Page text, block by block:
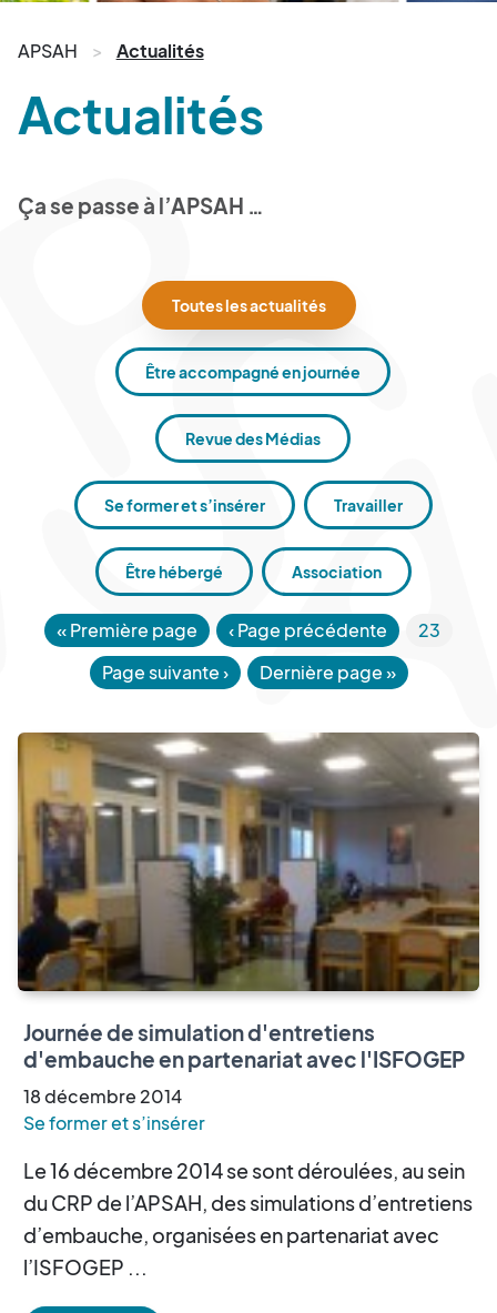
APSAH Actualités
Actualités
Ça se passe à l’APSAH …
Toutes les actualités
Être accompagné en journée
Revue des Médias
Se former et s’insérer Travailler
Être hébergé Association
«Première page ‹ Page précédente
23
Page suivante› Dernière page»
Journée de simulation d'entretiens
d'embauche en partenariat avec l'ISFOGEP
18décembre 2014
Se former et s’insérer
Le 16 décembre 2014 se sont déroulées, au sein
du CRP de l’APSAH, des simulations d’entretiens
d’embauche, organisées en partenariat avec
l’ISFOGEP ...